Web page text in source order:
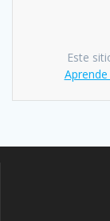
Este